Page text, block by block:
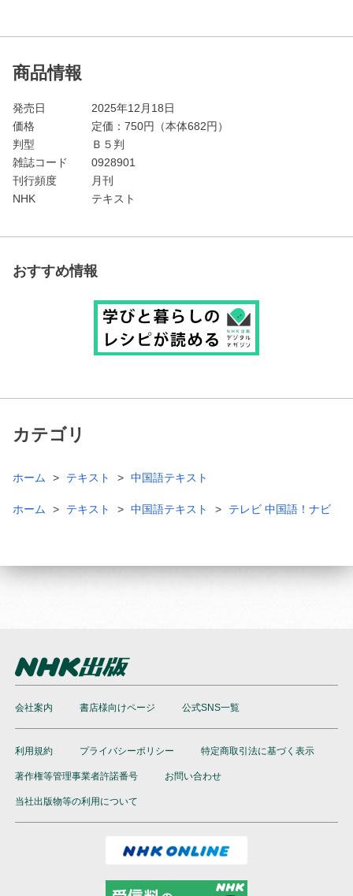
商品情報
発売日
2025年12月18日
価格
定価： 750円（本体682円）
判型
Ｂ５判
雑誌コード
0928901
刊行頻度
月刊
NHK
テキスト
おすすめ情報
カテゴリ
ホーム テキスト 中国語テキスト
ホーム テキスト 中国語テキスト テレビ 中国語！ナビ
会社案内 書店様向けページ 公式SNS一覧
利用規約 プライバシーポリシー 特定商取引法に基づく表示
著作権等管理事業者許諾番号 お問い合わせ
当社出版物等の利用について